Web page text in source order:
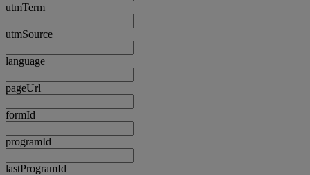
utmTerm
utmSource
language
pageUrl
formId
programId
lastProgramId